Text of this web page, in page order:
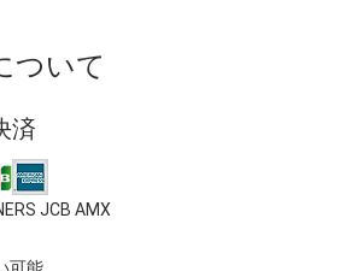
ついて
済
JCB AMX